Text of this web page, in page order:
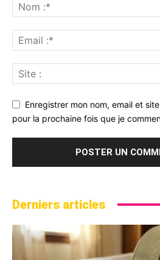
Enregistrer mon nom, email et
pour la prochaine fois que je
Derniers articles